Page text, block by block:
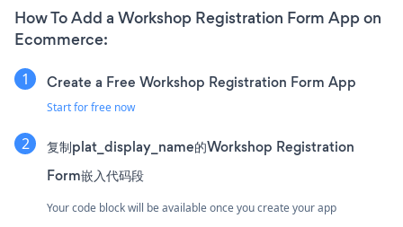
How To Add a Workshop Registration Form App on
Ecommerce:
Create a Free Workshop Registration Form App
Start for free now
复制plat_display_name的Workshop Registration
Form嵌入代码段
Your code block will be available once you create your app